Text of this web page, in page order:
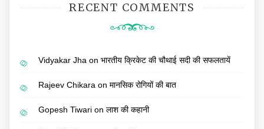
RECENT COMMENTS
Vidyakar Jha on भारतीय क्रिकेट की चौथाई सदी की सफलतायें
Rajeev Chikara on मानसिक रोगियों की बात
Gopesh Tiwari on लाश की कहानी